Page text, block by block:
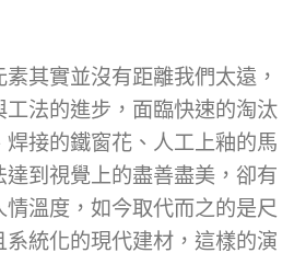
其實並沒有距離我們太遠，
法的進步，面臨快速的淘汰
接的鐵窗花、人工上釉的馬
到視覺上的盡善盡美，卻有
溫度，如今取代而之的是尺
統化的現代建材，這樣的演